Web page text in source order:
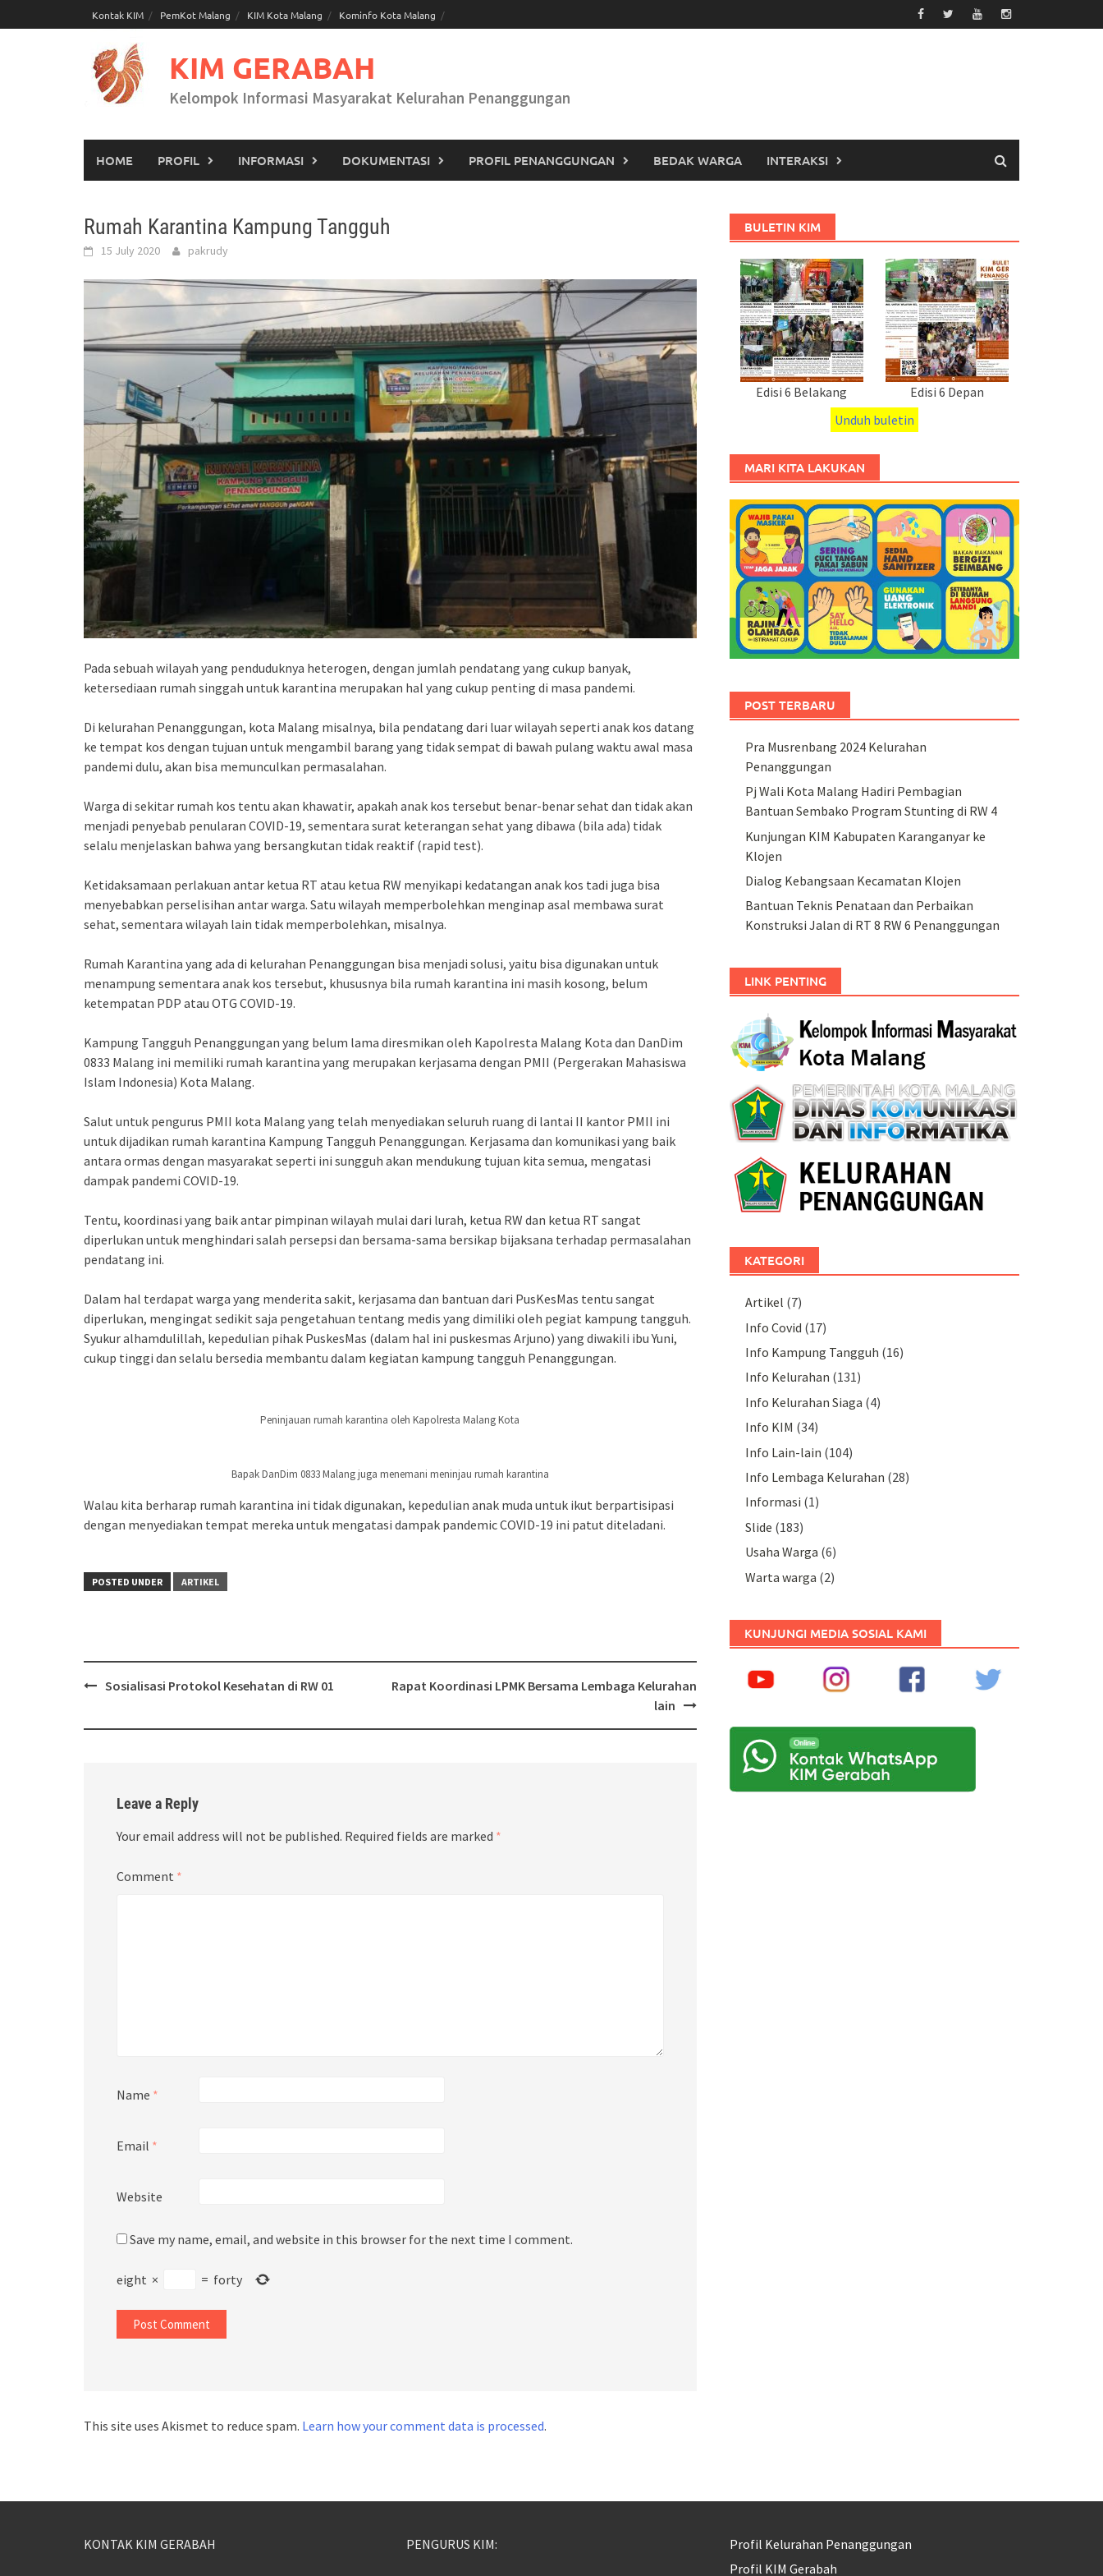
to
Kontak KIM PemKot Malang KIM Kota Malang Kominfo Kota Malang
KIM GERABAH
Kelompok Informasi Masyarakat Kelurahan Penanggungan
HOME PROFIL INFORMASI DOKUMENTASI PROFIL PENANGGUNGAN BEDAK WARGA INTERAKSI
Rumah Karantina Kampung Tangguh
15 July 2020 pakrudy
Pada sebuah wilayah yang penduduknya heterogen, dengan jumlah pendatang yang cukup banyak,
ketersediaan rumah singgah untuk karantina merupakan hal yang cukup penting di masa pandemi.
Di kelurahan Penanggungan, kota Malang misalnya, bila pendatang dari luar wilayah seperti anak kos datang
ke tempat kos dengan tujuan untuk mengambil barang yang tidak sempat di bawah pulang waktu awal masa
pandemi dulu, akan bisa memunculkan permasalahan.
Warga di sekitar rumah kos tentu akan khawatir, apakah anak kos tersebut benar-benar sehat dan tidak akan
menjadi penyebab penularan COVID-19, sementara surat keterangan sehat yang dibawa (bila ada) tidak
selalu menjelaskan bahwa yang bersangkutan tidak reaktif (rapid test).
Ketidaksamaan perlakuan antar ketua RT atau ketua RW menyikapi kedatangan anak kos tadi juga bisa
menyebabkan perselisihan antar warga. Satu wilayah memperbolehkan menginap asal membawa surat
sehat, sementara wilayah lain tidak memperbolehkan, misalnya.
Rumah Karantina yang ada di kelurahan Penanggungan bisa menjadi solusi, yaitu bisa digunakan untuk
menampung sementara anak kos tersebut, khususnya bila rumah karantina ini masih kosong, belum
ketempatan PDP atau OTG COVID-19.
Kampung Tangguh Penanggungan yang belum lama diresmikan oleh Kapolresta Malang Kota dan DanDim
0833 Malang ini memiliki rumah karantina yang merupakan kerjasama dengan PMII (Pergerakan Mahasiswa
Islam Indonesia) Kota Malang.
Salut untuk pengurus PMII kota Malang yang telah menyediakan seluruh ruang di lantai II kantor PMII ini
untuk dijadikan rumah karantina Kampung Tangguh Penanggungan. Kerjasama dan komunikasi yang baik
antara ormas dengan masyarakat seperti ini sungguh akan mendukung tujuan kita semua, mengatasi
dampak pandemi COVID-19.
Tentu, koordinasi yang baik antar pimpinan wilayah mulai dari lurah, ketua RW dan ketua RT sangat
diperlukan untuk menghindari salah persepsi dan bersama-sama bersikap bijaksana terhadap permasalahan
pendatang ini.
Dalam hal terdapat warga yang menderita sakit, kerjasama dan bantuan dari PusKesMas tentu sangat
diperlukan, mengingat sedikit saja pengetahuan tentang medis yang dimiliki oleh pegiat kampung tangguh.
Syukur alhamdulillah, kepedulian pihak PuskesMas (dalam hal ini puskesmas Arjuno) yang diwakili ibu Yuni,
cukup tinggi dan selalu bersedia membantu dalam kegiatan kampung tangguh Penanggungan.
Peninjauan rumah karantina oleh Kapolresta Malang Kota
Bapak DanDim 0833 Malang juga menemani meninjau rumah karantina
Walau kita berharap rumah karantina ini tidak digunakan, kepedulian anak muda untuk ikut berpartisipasi
dengan menyediakan tempat mereka untuk mengatasi dampak pandemic COVID-19 ini patut diteladani.
POSTED UNDER ARTIKEL
PostSosialisasi Protokol Kesehatan di RW 01
Rapat Koordinasi LPMK Bersama Lembaga Kelurahan
lain
Leave a Reply
Your email address will not be published. Required fields are marked *
Comment *
Name *
Email *
Website
Save my name, email, and website in this browser for the next time I comment.
eight × = forty
This site uses Akismet to reduce spam. Learn how your comment data is processed.
BULETIN KIM
Edisi 6 Belakang
Edisi 6 Depan
Unduh buletin
MARI KITA LAKUKAN
POST TERBARU
Pra Musrenbang 2024 Kelurahan
Penanggungan
Pj Wali Kota Malang Hadiri Pembagian
Bantuan Sembako Program Stunting di RW 4
Kunjungan KIM Kabupaten Karanganyar ke
Klojen
Dialog Kebangsaan Kecamatan Klojen
Bantuan Teknis Penataan dan Perbaikan
Konstruksi Jalan di RT 8 RW 6 Penanggungan
LINK PENTING
KATEGORI
Artikel (7)
Info Covid (17)
Info Kampung Tangguh (16)
Info Kelurahan (131)
Info Kelurahan Siaga (4)
Info KIM (34)
Info Lain-lain (104)
Info Lembaga Kelurahan (28)
Informasi (1)
Slide (183)
Usaha Warga (6)
Warta warga (2)
KUNJUNGI MEDIA SOSIAL KAMI
KONTAK KIM GERABAH PENGURUS KIM:
Profil Kelurahan Penanggungan
Profil KIM Gerabah